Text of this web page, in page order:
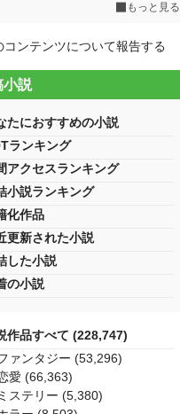
もっと見る
コンテンツについて報告する
小説
たにおすすめの小説
ランキング
アクセスランキング
小説ランキング
化作品
更新された小説
した小説
の小説
作品すべて (228,747)
ァンタジー (53,296)
愛 (66,363)
ミステリー (5,380)